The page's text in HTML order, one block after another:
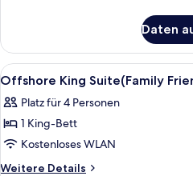
anzeigen
Suite,
King
Daten
Alle
Fotos
für
Offshore
King
Suite(Family
6
Offshore King Suite(Family
Platz für 4 Personen
1 King-Bett
Kostenloses WLAN
Weitere Details
Weitere